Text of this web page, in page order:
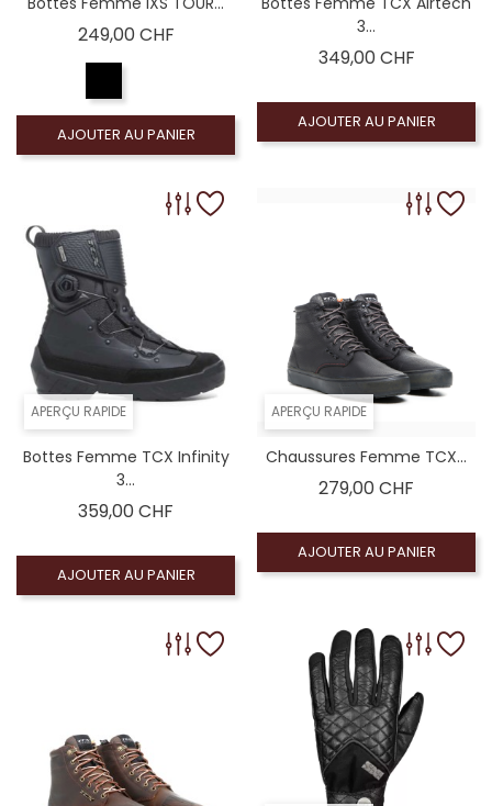
249,00 CHFPrix
AJOUTER AU PANIER
3...
349,00 CHFPrix
AJOUTER AU PANIER
APERÇU RAPIDE
Bottes Femme TCX Infinity
3...
359,00 CHF
AJOUTER AU PANIER
APERÇU RAPIDE
Chaussures Femme TCX...
279,00 CHF
AJOUTER AU PANIER